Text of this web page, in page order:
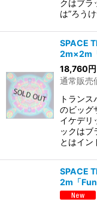
クはブラ
は”ろう
SPACE
2m×2m
18,760円
通常販売
トラン
のビッグ
イケデリ
ックはブ
とはイ
SPACE
2m「